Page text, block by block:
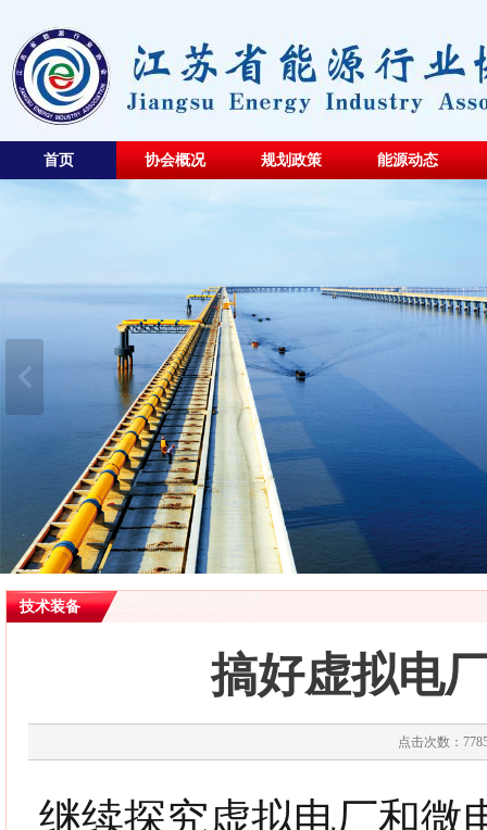
首页 协会概况 规划政策 能源动态
技术装备
搞好虚拟电
点击次数：
继续探究虚拟电厂和微